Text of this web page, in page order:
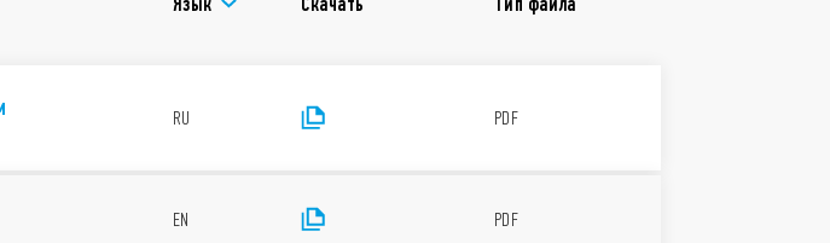
розеток)
Встроенная схема подавления наводок цепи питания,
RU PDF
EN PDF